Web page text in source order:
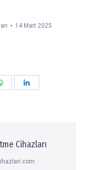
14 Mart 2025
Paylaşın
Cihazları